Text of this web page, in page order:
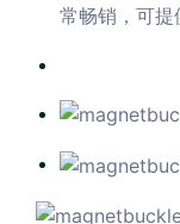
常畅销，可提